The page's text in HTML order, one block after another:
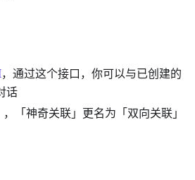
，通过这个接口，你可以与已创建的
话
「神奇关联」更名为「双向关联」